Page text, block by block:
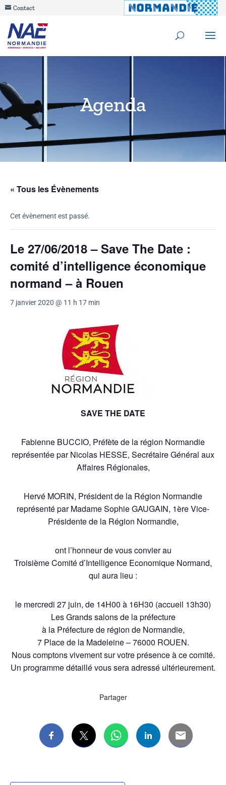
Contact
Agenda
« Tous les Évènements
Cet évènement est passé.
Le 27/06/2018 – Save The Date :
comité d’intelligence économique
normand – à Rouen
7 janvier 2020 @ 11 h 17 min
SAVE THE DATE
Fabienne BUCCIO, Préfète de la région Normandie
représentée par Nicolas HESSE, Secrétaire Général aux
Affaires Régionales,
Hervé MORIN, Président de la Région Normandie
représenté par Madame Sophie GAUGAIN, 1ère Vice-
Présidente de la Région Normandie,
ont l’honneur de vous convier au
Troisième Comité d’Intelligence Economique Normand,
qui aura lieu :
le mercredi 27 juin, de 14H00 à 16H30 (accueil 13h30)
Les Grands salons de la préfecture
à la Préfecture de région de Normandie,
7 Place de la Madeleine – 76000 ROUEN.
Nous comptons vivement sur votre présence à ce comité.
Un programme détaillé vous sera adressé ultérieurement.
Partager